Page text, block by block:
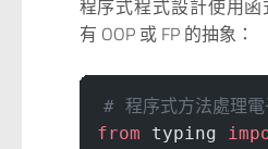
程序式程式設計使用
有 OOP 或 FP 的抽象：
# 程序式方法處理電
from typing